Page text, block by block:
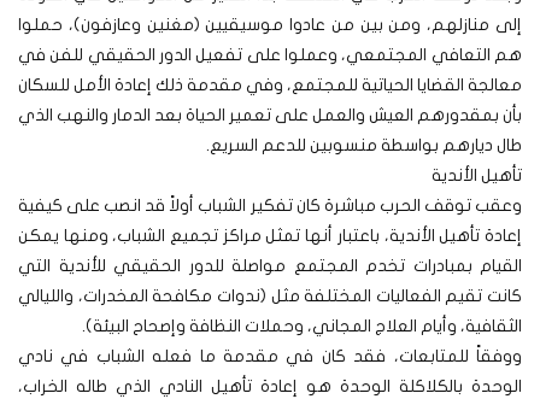
إلى منازلهم، ومن بين من عادوا موسيقيين (مغنين وعازفون)، حملوا
هم التعافي المجتمعي، وعملوا على تفعيل الدور الحقيقي للفن في
معالجة القضايا الحياتية للمجتمع، وفي مقدمة ذلك إعادة الأمل للسكان
بأن بمقدورهم العيش والعمل على تعمير الحياة بعد الدمار والنهب الذي
طال ديارهم بواسطة منسوبين للدعم السريع.
تأهيل الأندية
وعقب توقف الحرب مباشرة كان تفكير الشباب أولاً قد انصب على كيفية
إعادة تأهيل الأندية، باعتبار أنها تمثل مراكز تجميع الشباب، ومنها يمكن
القيام بمبادرات تخدم المجتمع مواصلة للدور الحقيقي للأندية التي
كانت تقيم الفعاليات المختلفة مثل (ندوات مكافحة المخدرات، والليالي
الثقافية، وأيام العلاج المجاني، وحملات النظافة وإصحاح البيئة).
ووفقاً للمتابعات، فقد كان في مقدمة ما فعله الشباب في نادي
الوحدة بالكلاكلة الوحدة هو إعادة تأهيل النادي الذي طاله الخراب،